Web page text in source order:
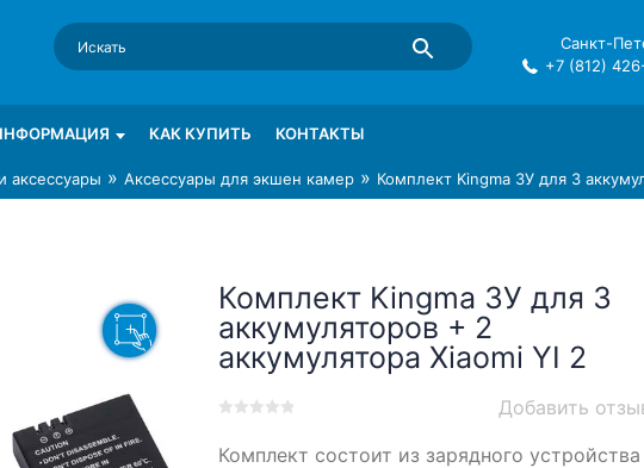
Foto-Gamma в СПб
gamma.ru
Санкт-
+7 (812)
КАК КУПИТЬ КОНТАКТЫ
аксессуары » Аксессуары для экшен камер » Комплект Kingma ЗУ для 3
Комплект Kingma ЗУ для 3
аккумуляторов + 2
аккумулятора Xiaomi YI 2
out
Добавить
Комплект состоит из зарядного